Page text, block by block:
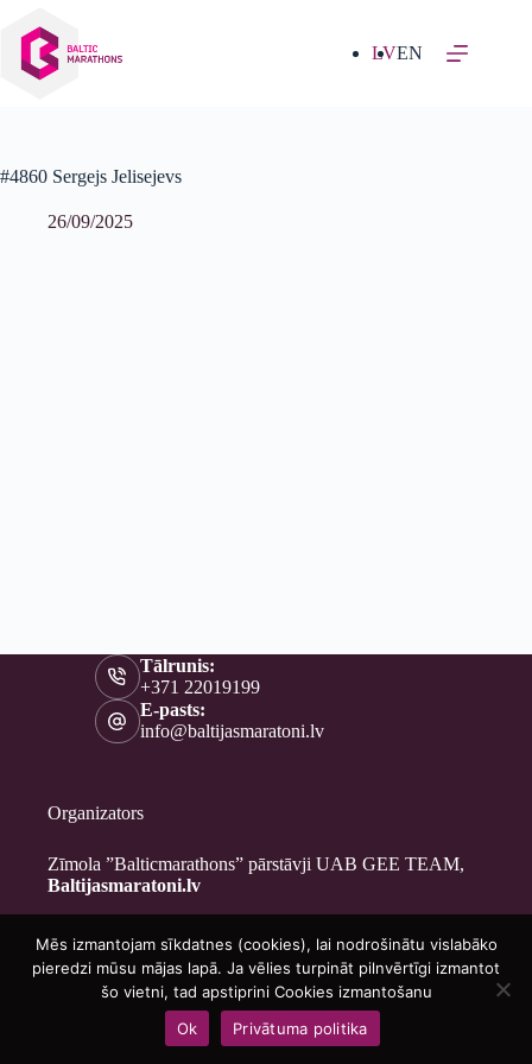
saturu
LVEN
#4860 Sergejs Jelisejevs
26/09/2025
Tālrunis:
+371 22019199
E-pasts:
info@baltijasmaratoni.lv
Organizators
Zīmola ”Balticmarathons” pārstāvji UAB GEE TEAM,
Baltijasmaratoni.lv
Kontakti
Par mums
Brīvprātīgajiem
Privātuma politika
Copyright © 2026 - Baltijasmaratoni.lv
Mēs izmantojam sīkdatnes (cookies), lai nodrošinātu vislabāko
pieredzi mūsu mājas lapā. Ja vēlies turpināt pilnvērtīgi izmantot
šo vietni, tad apstiprini Cookies izmantošanu
Ok
Privātuma politika